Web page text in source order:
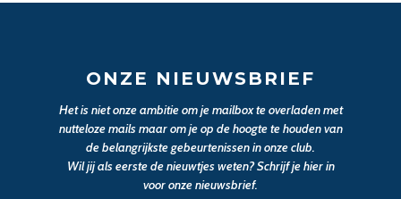
ONZE NIEUWSBRIEF
Het is niet onze ambitie om je mailbox te overladen met
nutteloze mails maar om je op de hoogte te houden van
de belangrijkste gebeurtenissen in onze club.
Wil jij als eerste de nieuwtjes weten? Schrijf je hier in
voor onze nieuwsbrief.